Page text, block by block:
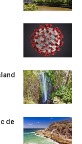
de